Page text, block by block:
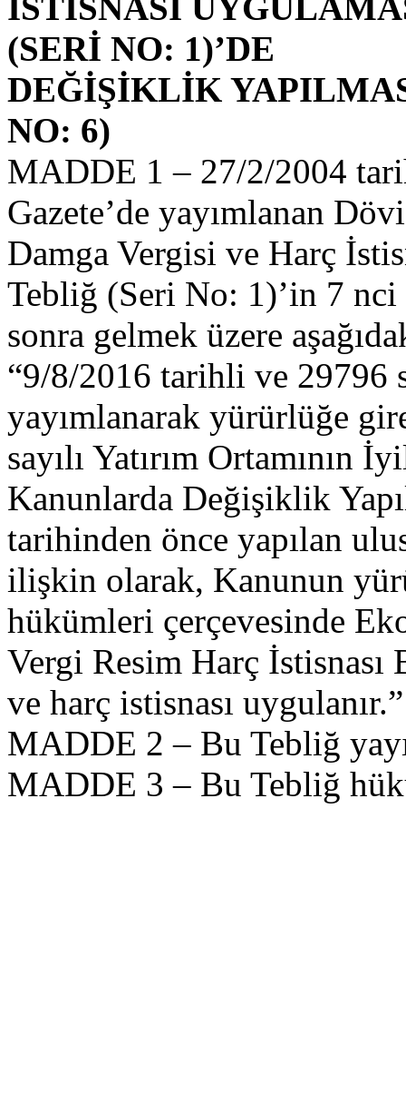
(SERİ NO: 1)’DE
DEĞİŞİKLİK
NO: 6)
MADDE 1 – 27/2/2004
Gazete’de yayımlanan
Damga Vergisi ve Harç
Tebliğ (Seri No: 1)’in 7
sonra gelmek üzere
“9/8/2016 tarihli ve 29796
yayımlanarak yürürlüğe
sayılı Yatırım Ortamının
Kanunlarda Değişiklik
tarihinden önce yapılan
ilişkin olarak, Kanunun
hükümleri çerçevesinde
Vergi Resim Harç İstisnası
ve harç istisnası uygulanır.”
MADDE 2 – Bu Tebliğ
MADDE 3 – Bu Tebliğ